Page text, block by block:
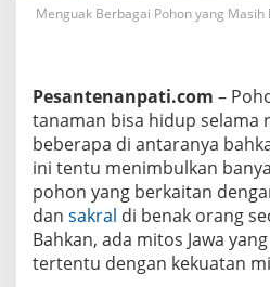
h
n
g
g
p
S
a
k
r
a
l
d
Menguak Berbagai Pohon yang
Pesantenanpati.com –
tanaman bisa hidup selama
beberapa di antaranya
ini tentu menimbulkan
pohon yang berkaitan
dan sakral di benak orang
Bahkan, ada mitos Jawa
tertentu dengan kekuatan